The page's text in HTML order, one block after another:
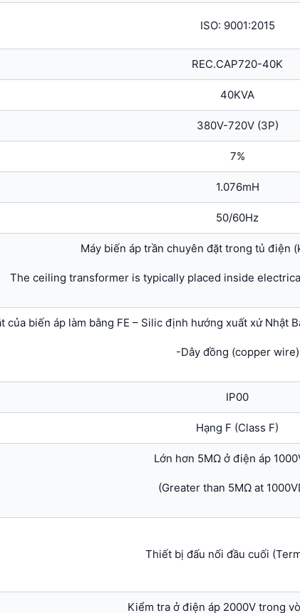
ISO: 9001:2015
REC.CAP720-40K
40KVA
380V-720V (3P)
7%
1.076mH
50/60Hz
Máy biến áp trần chuyên đặt trong tủ điện
The ceiling transformer is typically placed inside
của biến áp làm bằng FE – Silic định hướng xuất xứ Nhật
-Dây đồng (copper wire)
IP00
Hạng F (Class F)
Lớn hơn 5MΩ ở điện áp
(Greater than 5MΩ at
Thiết bị đấu nối đầu cuối
Kiểm tra ở điện áp 2000V trong